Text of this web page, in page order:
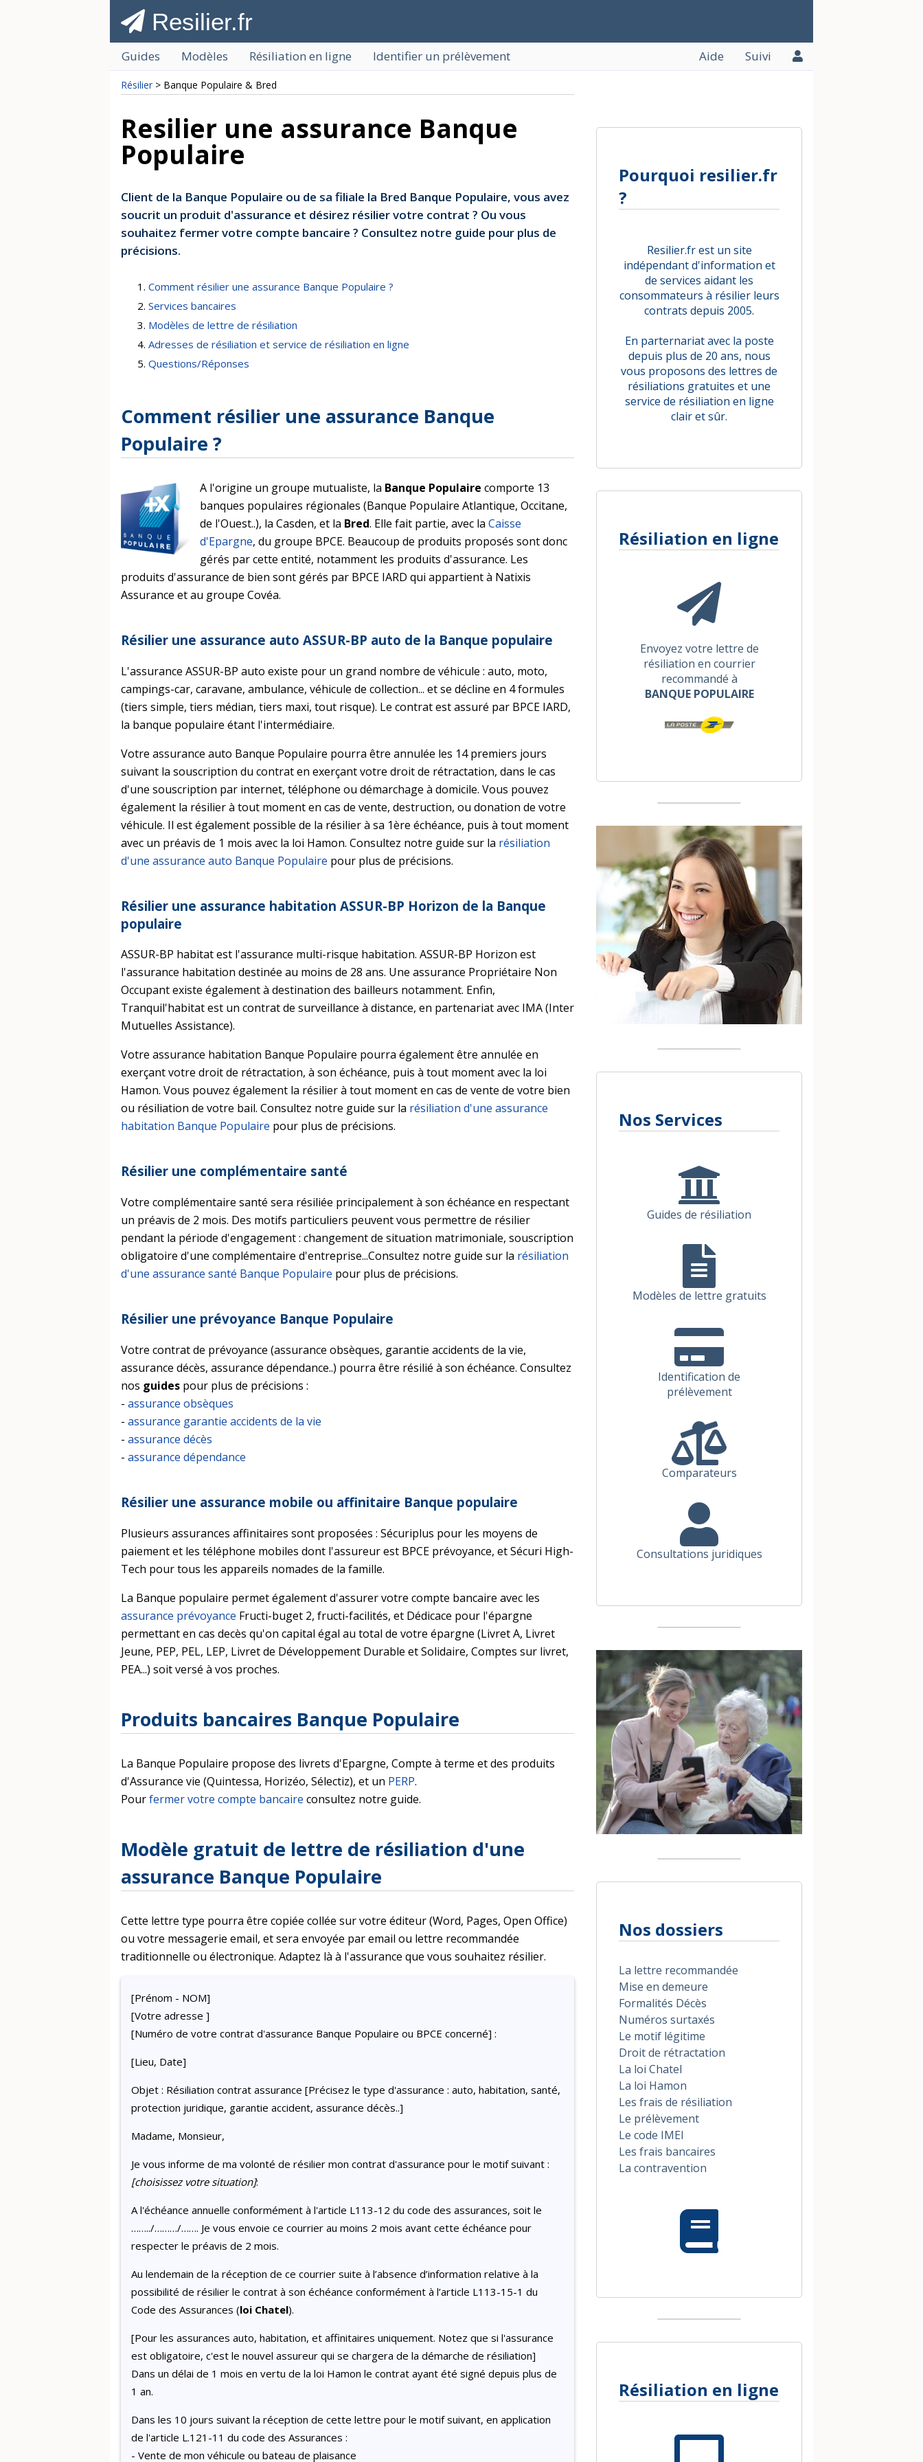
Resilier.fr
Guides Modèles Résiliation en ligne Identifier un prélèvement Suivi
Aide
Résilier > Banque Populaire & Bred
Resilier une assurance Banque
Populaire
Client de la Banque Populaire ou de sa filiale la Bred Banque Populaire, vous avez
soucrit un produit d'assurance et désirez résilier votre contrat ? Ou vous
souhaitez fermer votre compte bancaire ? Consultez notre guide pour plus de
précisions.
Comment résilier une assurance Banque Populaire ?
Services bancaires
Modèles de lettre de résiliation
Adresses de résiliation et service de résiliation en ligne
Questions/Réponses
Comment résilier une assurance Banque
Populaire ?
A l'origine un groupe mutualiste, la Banque Populaire comporte 13
banques populaires régionales (Banque Populaire Atlantique, Occitane,
de l'Ouest..), la Casden, et la Bred. Elle fait partie, avec la Caisse
d'Epargne, du groupe BPCE. Beaucoup de produits proposés sont donc
gérés par cette entité, notamment les produits d'assurance. Les
produits d'assurance de bien sont gérés par BPCE IARD qui appartient à Natixis
Assurance et au groupe Covéa.
Résilier une assurance auto ASSUR-BP auto de la Banque populaire
L'assurance ASSUR-BP auto existe pour un grand nombre de véhicule : auto, moto,
campings-car, caravane, ambulance, véhicule de collection... et se décline en 4 formules
(tiers simple, tiers médian, tiers maxi, tout risque). Le contrat est assuré par BPCE IARD,
la banque populaire étant l'intermédiaire.
Votre assurance auto Banque Populaire pourra être annulée les 14 premiers jours
suivant la souscription du contrat en exerçant votre droit de rétractation, dans le cas
d'une souscription par internet, téléphone ou démarchage à domicile. Vous pouvez
également la résilier à tout moment en cas de vente, destruction, ou donation de votre
véhicule. Il est également possible de la résilier à sa 1ère échéance, puis à tout moment
avec un préavis de 1 mois avec la loi Hamon. Consultez notre guide sur la résiliation
d'une assurance auto Banque Populaire pour plus de précisions.
Résilier une assurance habitation ASSUR-BP Horizon de la Banque
populaire
ASSUR-BP habitat est l'assurance multi-risque habitation. ASSUR-BP Horizon est
l'assurance habitation destinée au moins de 28 ans. Une assurance Propriétaire Non
Occupant existe également à destination des bailleurs notamment. Enfin,
Tranquil'habitat est un contrat de surveillance à distance, en partenariat avec IMA (Inter
Mutuelles Assistance).
Votre assurance habitation Banque Populaire pourra également être annulée en
exerçant votre droit de rétractation, à son échéance, puis à tout moment avec la loi
Hamon. Vous pouvez également la résilier à tout moment en cas de vente de votre bien
ou résiliation de votre bail. Consultez notre guide sur la résiliation d'une assurance
habitation Banque Populaire pour plus de précisions.
Résilier une complémentaire santé
Votre complémentaire santé sera résiliée principalement à son échéance en respectant
un préavis de 2 mois. Des motifs particuliers peuvent vous permettre de résilier
pendant la période d'engagement : changement de situation matrimoniale, souscription
obligatoire d'une complémentaire d'entreprise...Consultez notre guide sur la résiliation
d'une assurance santé Banque Populaire pour plus de précisions.
Résilier une prévoyance Banque Populaire
Votre contrat de prévoyance (assurance obsèques, garantie accidents de la vie,
assurance décès, assurance dépendance..) pourra être résilié à son échéance. Consultez
nos guides pour plus de précisions :
- assurance obsèques
- assurance garantie accidents de la vie
- assurance décès
- assurance dépendance
Résilier une assurance mobile ou affinitaire Banque populaire
Plusieurs assurances affinitaires sont proposées : Sécuriplus pour les moyens de
paiement et les téléphone mobiles dont l'assureur est BPCE prévoyance, et Sécuri High-
Tech pour tous les appareils nomades de la famille.
La Banque populaire permet également d'assurer votre compte bancaire avec les
assurance prévoyance Fructi-buget 2, fructi-facilités, et Dédicace pour l'épargne
permettant en cas decès qu'on capital égal au total de votre épargne (Livret A, Livret
Jeune, PEP, PEL, LEP, Livret de Développement Durable et Solidaire, Comptes sur livret,
PEA...) soit versé à vos proches.
Produits bancaires Banque Populaire
La Banque Populaire propose des livrets d'Epargne, Compte à terme et des produits
d'Assurance vie (Quintessa, Horizéo, Sélectiz), et un PERP.
Pourfermer votre compte bancaire consultez notre guide.
Modèle gratuit de lettre de résiliation d'une
assurance Banque Populaire
Cette lettre type pourra être copiée collée sur votre éditeur (Word, Pages, Open Office)
ou votre messagerie email, et sera envoyée par email ou lettre recommandée
traditionnelle ou électronique. Adaptez là à l'assurance que vous souhaitez résilier.
[Prénom - NOM]
[Votre adresse ]
[Numéro de votre contrat d'assurance Banque Populaire ou BPCE concerné] :
[Lieu, Date]
Objet : Résiliation contrat assurance [Précisez le type d'assurance : auto, habitation, santé,
protection juridique, garantie accident, assurance décès..]
Madame, Monsieur,
Je vous informe de ma volonté de résilier mon contrat d'assurance pour le motif suivant :
[choisissez votre situation]:
A l'échéance annuelle conformément à l'article L113-12 du code des assurances, soit le
……../………/……. Je vous envoie ce courrier au moins 2 mois avant cette échéance pour
respecter le préavis de 2 mois.
Au lendemain de la réception de ce courrier suite à l’absence d’information relative à la
possibilité de résilier le contrat à son échéance conformément à l’article L113-15-1 du
Code des Assurances (loi Chatel).
[Pour les assurances auto, habitation, et affinitaires uniquement. Notez que si l'assurance
est obligatoire, c'est le nouvel assureur qui se chargera de la démarche de résiliation]
Dans un délai de 1 mois en vertu de la loi Hamon le contrat ayant été signé depuis plus de
1 an.
Dans les 10 jours suivant la réception de cette lettre pour le motif suivant, en application
de l'article L.121-11 du code des Assurances :
- Vente de mon véhicule ou bateau de plaisance
Pourquoi resilier.fr
?
Resilier.fr est un site
indépendant d'information et
de services aidant les
consommateurs à résilier leurs
contrats depuis 2005.
En parternariat avec la poste
depuis plus de 20 ans, nous
vous proposons des lettres de
résiliations gratuites et une
service de résiliation en ligne
clair et sûr.
Résiliation en ligne
Envoyez votre lettre de
résiliation en courrier
recommandé à
BANQUE POPULAIRE
Nos Services
Guides de résiliation
Modèles de lettre gratuits
Identification de
prélèvement
Comparateurs
Consultations juridiques
Nos dossiers
La lettre recommandée
Mise en demeure
Formalités Décès
Numéros surtaxés
Le motif légitime
Droit de rétractation
La loi Chatel
La loi Hamon
Les frais de résiliation
Le prélèvement
Le code IMEI
Les frais bancaires
La contravention
Résiliation en ligne